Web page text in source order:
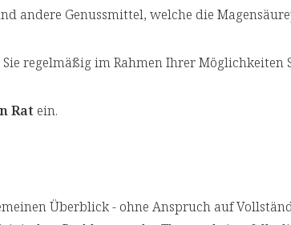
andere Genussmittel, welche die
regelmäßig im Rahmen Ihrer Möglichkeiten
Rat ein.
Überblick - ohne Anspruch auf